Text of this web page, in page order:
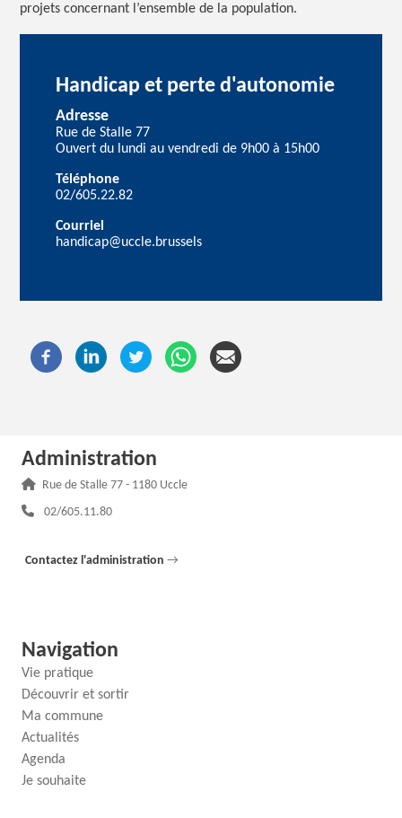
projets concernant l’ensemble de la population.
Handicap et perte d'autonomie
Adresse
Rue de Stalle 77
Ouvert du lundi au vendredi de 9h00 à 15h00
Téléphone
02/605.22.82
Courriel
handicap@uccle.brussels
Administration
Adresse :
Rue de Stalle 77 - 1180 Uccle
Téléphone :
02/605.11.80
Contactez l'administration →
Navigation
Vie pratique
Découvrir et sortir
Ma commune
Actualités
Agenda
Je souhaite